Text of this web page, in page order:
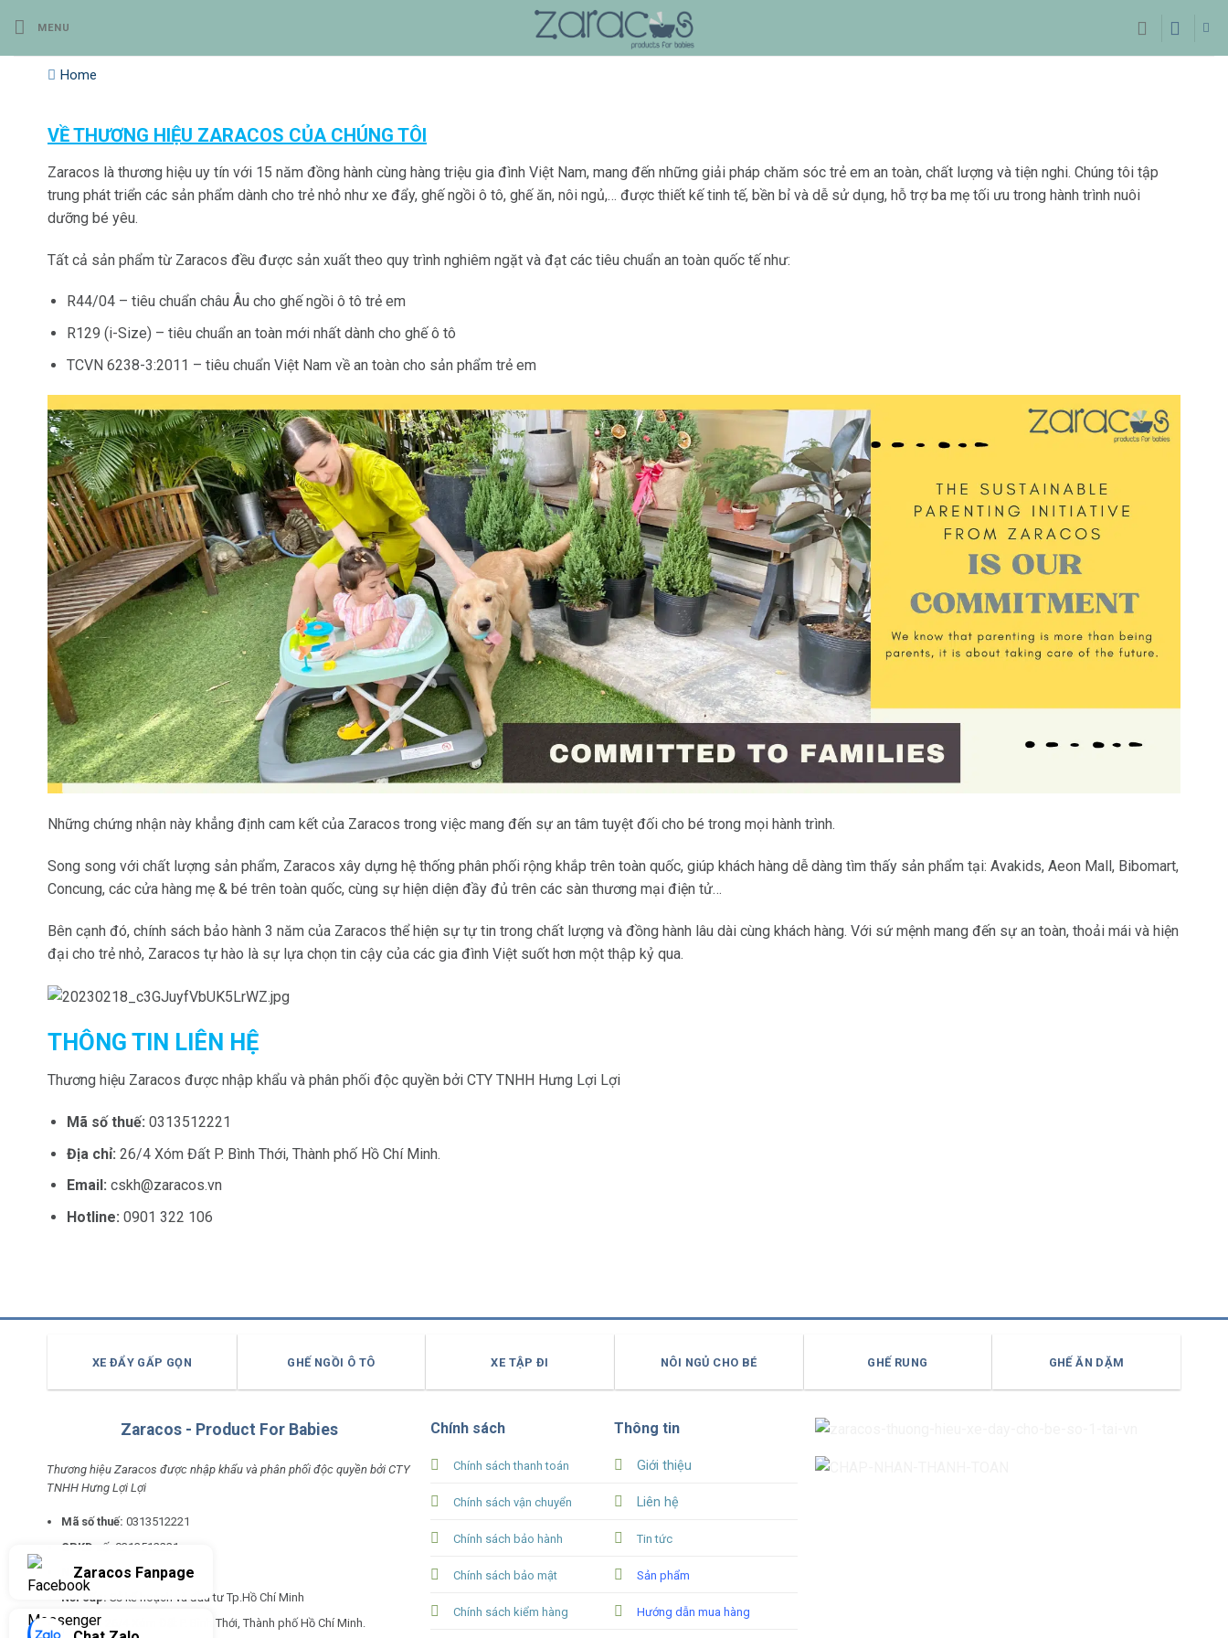
qua
nội
MENU
Home
VỀ THƯƠNG HIỆU ZARACOS CỦA CHÚNG TÔI
Zaracos là thương hiệu uy tín với 15 năm đồng hành cùng hàng triệu gia đình Việt Nam, mang đến những giải pháp chăm sóc trẻ em an toàn, chất lượng và tiện nghi. Chúng tôi tập
trung phát triển các sản phẩm dành cho trẻ nhỏ như xe đẩy, ghế ngồi ô tô, ghế ăn, nôi ngủ,… được thiết kế tinh tế, bền bỉ và dễ sử dụng, hỗ trợ ba mẹ tối ưu trong hành trình nuôi
dưỡng bé yêu.
Tất cả sản phẩm từ Zaracos đều được sản xuất theo quy trình nghiêm ngặt và đạt các tiêu chuẩn an toàn quốc tế như:
R44/04 – tiêu chuẩn châu Âu cho ghế ngồi ô tô trẻ em
R129 (i-Size) – tiêu chuẩn an toàn mới nhất dành cho ghế ô tô
TCVN 6238-3:2011 – tiêu chuẩn Việt Nam về an toàn cho sản phẩm trẻ em
Những chứng nhận này khẳng định cam kết của Zaracos trong việc mang đến sự an tâm tuyệt đối cho bé trong mọi hành trình.
Song song với chất lượng sản phẩm, Zaracos xây dựng hệ thống phân phối rộng khắp trên toàn quốc, giúp khách hàng dễ dàng tìm thấy sản phẩm tại: Avakids, Aeon Mall, Bibomart,
Concung, các cửa hàng mẹ & bé trên toàn quốc, cùng sự hiện diện đầy đủ trên các sàn thương mại điện tử…
Bên cạnh đó, chính sách bảo hành 3 năm của Zaracos thể hiện sự tự tin trong chất lượng và đồng hành lâu dài cùng khách hàng. Với sứ mệnh mang đến sự an toàn, thoải mái và hiện
đại cho trẻ nhỏ, Zaracos tự hào là sự lựa chọn tin cậy của các gia đình Việt suốt hơn một thập kỷ qua.
THÔNG TIN LIÊN HỆ
Thương hiệu Zaracos được nhập khẩu và phân phối độc quyền bởi CTY TNHH Hưng Lợi Lợi
Mã số thuế: 0313512221
Địa chỉ: 26/4 Xóm Đất P. Bình Thới, Thành phố Hồ Chí Minh.
Email: cskh@zaracos.vn
Hotline: 0901 322 106
XE ĐẨY GẤP GỌN GHẾ NGỒI Ô TÔ XE TẬP ĐI NÔI NGỦ CHO BÉ GHẾ RUNG GHẾ ĂN DẶM
Zaracos - Product For Babies
Thương hiệu Zaracos được nhập khẩu và phân phối độc quyền bởi CTY
TNHH Hưng Lợi Lợi
Mã số thuế: 0313512221
GPKD số: 0313512221
Ngày cấp:22/04/2026
Nơi cấp:Sở kế hoạch và đầu tư Tp.Hồ Chí Minh
Địa chỉ: 26/4 Xóm Đất P. Bình Thới, Thành phố Hồ Chí Minh.
Chính sách
Chính sách thanh toán
Chính sách vận chuyển
Chính sách bảo hành
Chính sách bảo mật
Chính sách kiểm hàng
Thông tin
Giới thiệu
Liên hệ
Tin tức
Sản phẩm
Hướng dẫn mua hàng
Zaracos Fanpage